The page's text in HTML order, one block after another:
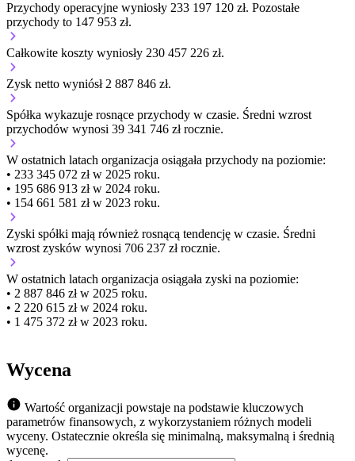
Przychody operacyjne wyniosły 233 197 120 zł. Pozostałe
przychody to 147 953 zł.
Całkowite koszty wyniosły 230 457 226 zł.
Zysk netto wyniósł 2 887 846 zł.
Spółka wykazuje rosnące przychody w czasie. Średni wzrost
przychodów wynosi 39 341 746 zł rocznie.
W ostatnich latach organizacja osiągała przychody na poziomie:
• 233 345 072 zł w 2025 roku.
• 195 686 913 zł w 2024 roku.
• 154 661 581 zł w 2023 roku.
Zyski spółki mają również rosnącą tendencję w czasie. Średni
wzrost zysków wynosi 706 237 zł rocznie.
W ostatnich latach organizacja osiągała zyski na poziomie:
• 2 887 846 zł w 2025 roku.
• 2 220 615 zł w 2024 roku.
• 1 475 372 zł w 2023 roku.
Wycena
Wartość organizacji powstaje na podstawie kluczowych
parametrów finansowych, z wykorzystaniem różnych modeli
wyceny. Ostatecznie określa się minimalną, maksymalną i średnią
wycenę.